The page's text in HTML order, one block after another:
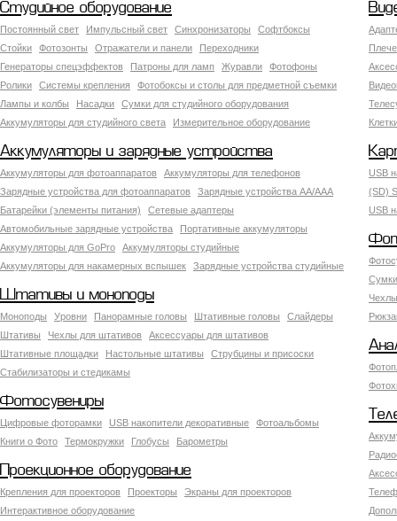
Студийное оборудование
Постоянный свет Импульсный свет Синхронизаторы
Софтбоксы
Стойки
Фотозонты Отражатели и панели
Переходники
Генераторы спецэффектов
Патроны для ламп Журавли
Фотофоны
Ролики
Системы крепления
Фотобоксы и столы для предметной съемки
Лампы и колбы
Насадки
Сумки для студийного оборудования
Аккумуляторы для студийного света
Измерительное оборудование
Аккумуляторы и зарядные устройства
Аккумуляторы для фотоаппаратов
Аккумуляторы для телефонов
Зарядные устройства для фотоаппаратов
Зарядные устройства AA/AAA
Батарейки (элементы питания)
Сетевые адаптеры
Автомобильные зарядные устройства
Портативные аккумуляторы
Аккумуляторы для GoPro
Аккумуляторы студийные
Аккумуляторы для накамерных вспышек
Зарядные устройства студийные
USB
(SD)
USB
Штативы и моноподы
Моноподы Уровни Панорамные головы Штативные головы
Слайдеры
Штативы
Чехлы для штативов
Аксессуары для штативов
Штативные площадки
Настольные штативы
Струбцины и присоски
Стабилизаторы и стедикамы
Фотосувениры
Цифровые фоторамки USB накопители декоративные
Фотоальбомы
Книги о Фото
Термокружки Глобусы Барометры
Проекционное оборудование
Крепления для проекторов Проекторы
Экраны для проекторов
Интерактивное оборудование